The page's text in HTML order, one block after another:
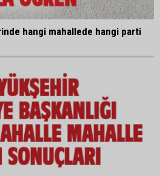
hangi mahallede hangi parti